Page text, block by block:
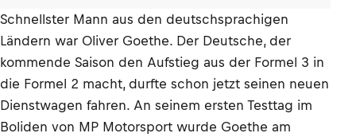
Schnellster Mann aus den deutschsprachigen
Ländern war Oliver Goethe. Der Deutsche, der
kommende Saison den Aufstieg aus der Formel 3 in
die Formel 2 macht, durfte schon jetzt seinen neuen
Dienstwagen fahren. An seinem ersten Testtag im
Boliden von MP Motorsport wurde Goethe am